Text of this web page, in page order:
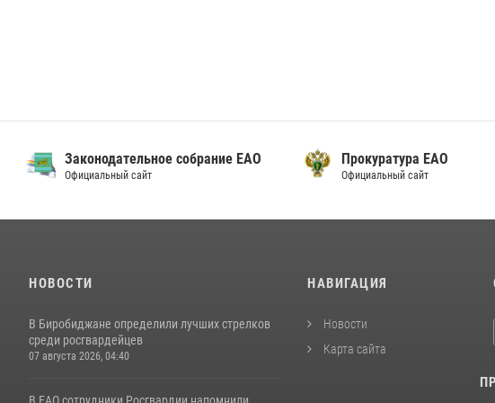
Законодательное собрание ЕАО
Официальный сайт
Прокуратура ЕАО
Официальный сайт
НОВОСТИ
В Биробиджане определили лучших стрелков
среди росгвардейцев
07 августа 2026, 04:40
НАВИГАЦИЯ
Новости
Карта сайта